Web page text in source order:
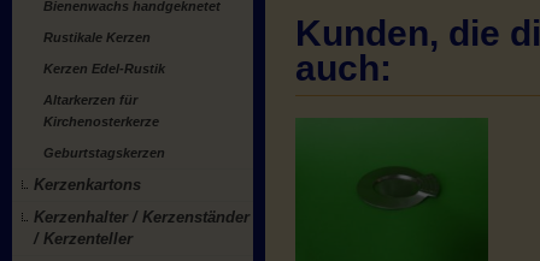
Bienenwachs handgeknetet
Rustikale Kerzen
Kerzen Edel-Rustik
Altarkerzen für
Kirchenosterkerze
Geburtstagskerzen
Kerzenkartons
Kerzenhalter / Kerzenständer
/ Kerzenteller
Kunden, die
auch: